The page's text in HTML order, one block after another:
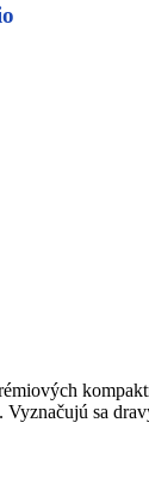
sa